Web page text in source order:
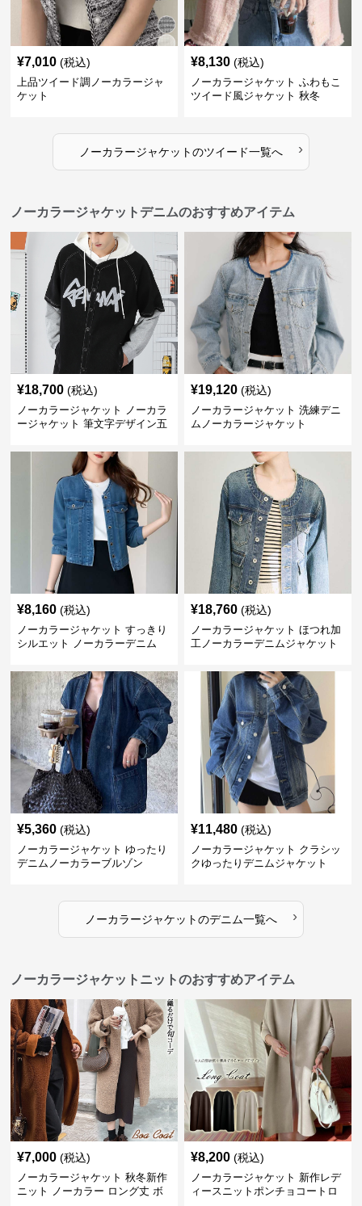
¥7,010 (税込)
上品ツイード調ノーカラージャ
ケット
¥8,130 (税込)
ノーカラージャケット ふわもこ
ツイード風ジャケット 秋冬
ノーカラージャケットのツイード一覧へ ›
ノーカラージャケットデニムのおすすめアイテム
¥18,700 (税込)
ノーカラージャケット ノーカラ
ージャケット 筆文字デザイン五
¥19,120 (税込)
ノーカラージャケット 洗練デニ
ムノーカラージャケット
¥8,160 (税込)
ノーカラージャケット すっきり
シルエット ノーカラーデニム
¥18,760 (税込)
ノーカラージャケット ほつれ加
工ノーカラーデニムジャケット
¥5,360 (税込)
ノーカラージャケット ゆったり
デニムノーカラーブルゾン
¥11,480 (税込)
ノーカラージャケット クラシッ
クゆったりデニムジャケット
ノーカラージャケットのデニム一覧へ ›
ノーカラージャケットニットのおすすめアイテム
¥7,000 (税込)
ノーカラージャケット 秋冬新作
ニット ノーカラー ロング丈 ボ
¥8,200 (税込)
ノーカラージャケット 新作レデ
ィースニットポンチョコートロ